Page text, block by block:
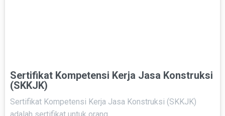
Sertifikat Kompetensi Kerja Jasa Konstruksi
(SKKJK)
Sertifikat Kompetensi Kerja Jasa Konstruksi (SKKJK)